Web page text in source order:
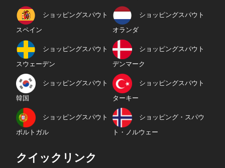
ショッピングスパウト
スペイン
ショッピングスパウト
オランダ
ショッピングスパウト
スウェーデン
ショッピングスパウト
デンマーク
ショッピングスパウト
韓国
ショッピングスパウト
ターキー
ショッピングスパウト
ポルトガル
ショッピング・スパウ
ト・ノルウェー
クイックリンク